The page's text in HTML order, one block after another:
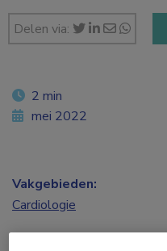
Delen via:
2 min
mei 2022
Vakgebieden:
Cardiologie